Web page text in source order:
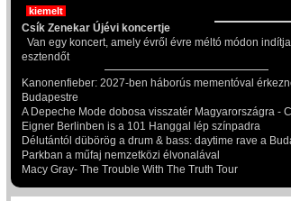
kiemelt
Csík Zenekar Újévi koncertje
Van egy koncert, amely évről évre méltó módon
esztendőt
Kanonenfieber: 2027-ben háborús mementóval
Budapestre
A Depeche Mode dobosa visszatér Magyarországra -
Eigner Berlinben is a 101 Hanggal lép színpadra
Délutántól dübörög a drum & bass: daytime rave a
Parkban a műfaj nemzetközi élvonalával
Macy Gray- The Trouble With The Truth Tour